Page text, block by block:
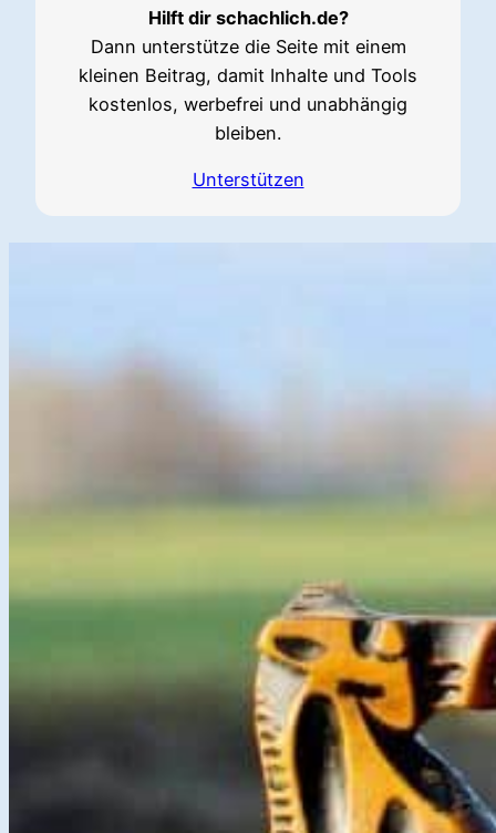
Hilft dir schachlich.de?
Dann unterstütze die Seite mit einem
kleinen Beitrag, damit Inhalte und Tools
kostenlos, werbefrei und unabhängig
bleiben.
Unterstützen